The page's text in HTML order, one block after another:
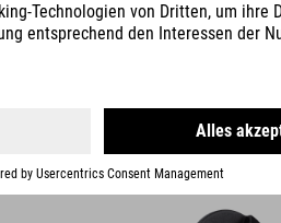
GILINK PARA TOOL